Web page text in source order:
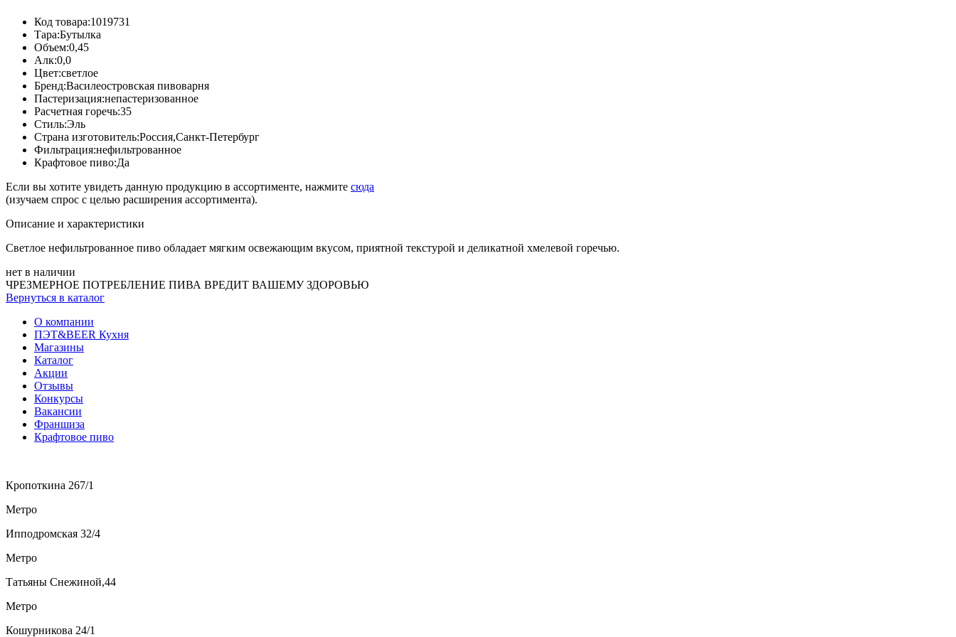
Код товара:1019731
Тара:Бутылка
Объем:0,45
Алк:0,0
Цвет:светлое
Бренд:Василеостровская пивоварня
Пастеризация:непастеризованное
Расчетная горечь:35
Стиль:Эль
Страна изготовитель:Россия,Санкт-Петербург
Фильтрация:нефильтрованное
Крафтовое пиво:Да
Если вы хотите увидеть данную продукцию в ассортименте, нажмите сюда
(изучаем спрос с целью расширения ассортимента).
Описание и характеристики
Светлое нефильтрованное пиво обладает мягким освежающим вкусом, приятной текстурой и деликатной хмелевой горечью.
нет в наличии
ЧРЕЗМЕРНОЕ ПОТРЕБЛЕНИЕ ПИВА ВРЕДИТ ВАШЕМУ ЗДОРОВЬЮ
Вернуться в каталог
О компании
ПЭТ&BEER Кухня
Магазины
Каталог
Акции
Отзывы
Конкурсы
Вакансии
Франшиза
Крафтовое пиво
Кропоткина 267/1
Метро
Ипподромская 32/4
Метро
Татьяны Снежиной,44
Метро
Кошурникова 24/1